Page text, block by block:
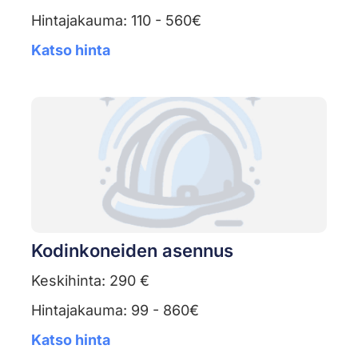
Hintajakauma: 110 - 560€
Katso hinta
Kodinkoneiden asennus
Keskihinta: 290 €
Hintajakauma: 99 - 860€
Katso hinta